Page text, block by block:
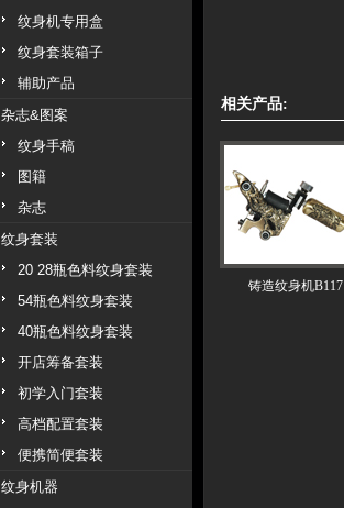
纹身机专用盒
纹身套装箱子
辅助产品
杂志&图案
纹身手稿
图籍
杂志
纹身套装
20 28瓶色料纹身套装
54瓶色料纹身套装
40瓶色料纹身套装
开店筹备套装
初学入门套装
高档配置套装
便携简便套装
纹身机器
相关产品:
铸造纹身机B117